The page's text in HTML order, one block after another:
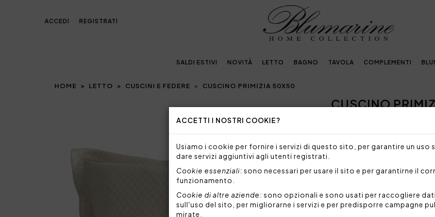
ACCETTI I NOSTRI COOKIE?
Usiamo i cookie per fornire i servizi di questo sito, per garantire un uso
dare servizi aggiuntivi agli utenti registrati.
Cookie essenziali: sono necessari per usare il sito e per garantirne il
funzionamento.
Cookie di altre aziende: sono opzionali e sono usati per raccogliere
sull'uso del sito, per migliorarne i servizi e per predisporre campagne
mirate.
ACCEDI REGISTRATI
SALDI ESTIVI NOVITÀ LETTO BAGNO TAVOLA COMPLEMENTI
HOME LETTO CUSCINI E FEDERE CUSCINO PRIMIZIA 50X50
NextCUSCINO
Cuscino arredo sfoderabile
cristalli.
Misure: 50x50 cm
Composizione: 98%
Imbottitura sfoderabile:
Made in Italy